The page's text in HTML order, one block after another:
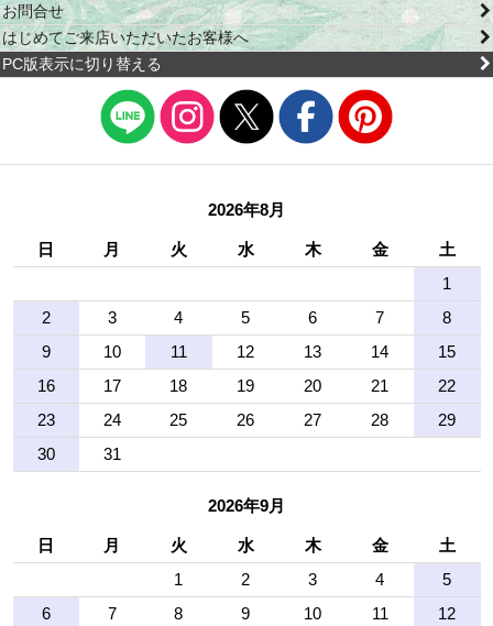
お問合せ
はじめてご来店いただいたお客様へ
PC版表示に切り替える
2026年8月
日 月 火 水 木 金
土
1
2
3 4 5 6 7
8
9
10 11 12 13 14
15
16
17 18 19 20 21
22
23
24 25 26 27 28
29
30
31
2026年9月
日 月 火 水 木 金
土
1
2 3 4
5
6
7 8 9 10 11
12